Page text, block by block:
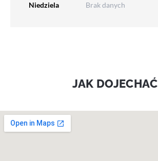
Niedziela
Brak danych
JAK DOJECHAĆ